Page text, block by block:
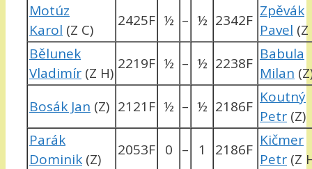
Motúz
Karol (Z C)
2425F ½ – ½ 2342F
Zpěvák
Pavel
Bělunek
Vladimír (Z H)
2219F ½ – ½ 2238F
Babula
Milan
Bosák Jan (Z) 2121F ½ – ½ 2186F
Koutný
Petr (Z)
Parák
Dominik (Z)
2053F 0 – 1 2186F
Kičmer
Petr (Z